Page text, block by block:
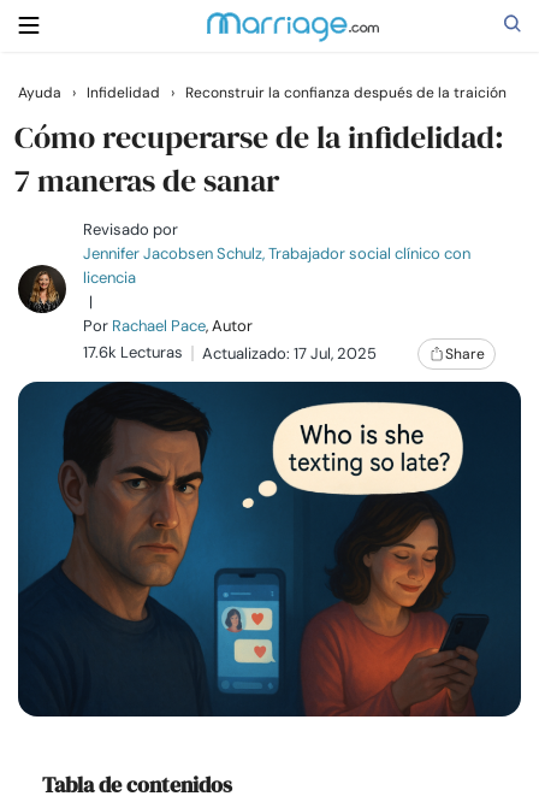
Buscar
Casarse
Relaciones
Familia
Ayuda
Cursos
Recursos
Encuentra un terapeuta
Ayuda › Infidelidad › Reconstruir la confianza después de la traición
Cómo recuperarse de la infidelidad:
7 maneras de sanar
Revisado por
Jennifer Jacobsen Schulz, Trabajador social clínico con
licencia
|
Por Rachael Pace, Autor
17.6k Lecturas
Actualizado: 17 Jul, 2025 Share
Tabla de contenidos